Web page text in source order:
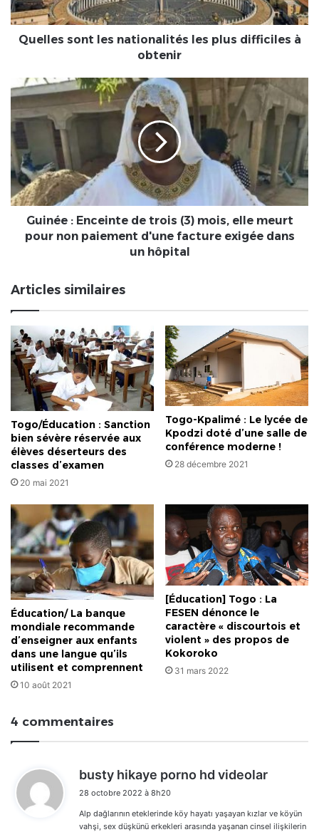
à
obtenir
Quelles sont les nationalités les plus difficiles à
obtenir
Guinée
:
Enceinte
trois
(3)
mois,
elle
meurt
exigée
dans
hôpital
Guinée : Enceinte de trois (3) mois, elle meurt
pour non paiement d'une facture exigée dans
un hôpital
Articles similaires
Togo/Éducation : Sanction
bien sévère réservée aux
élèves déserteurs des
classes d’examen
20 mai 2021
Togo-Kpalimé : Le lycée de
Kpodzi doté d’une salle de
conférence moderne !
28 décembre 2021
Éducation/ La banque
mondiale recommande
d’enseigner aux enfants
dans une langue qu’ils
utilisent et comprennent
10 août 2021
[Éducation] Togo : La
FESEN dénonce le
caractère « discourtois et
violent » des propos de
Kokoroko
31 mars 2022
4 commentaires
busty hikaye porno hd videolar
:
28 octobre 2022 à 8h20
Alp dağlarının eteklerinde köy hayatı yaşayan kızlar ve köyün
vahşi, sex düşkünü erkekleri arasında yaşanan cinsel ilişkilerin